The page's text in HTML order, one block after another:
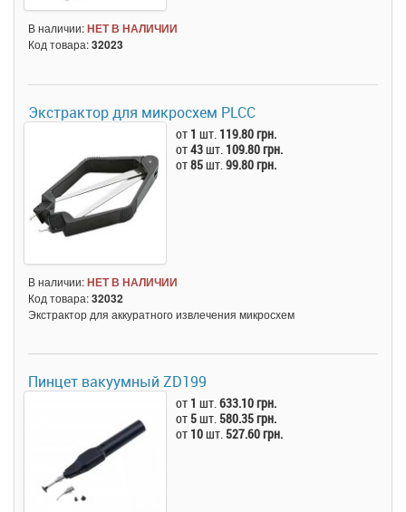
В наличии:НЕТ В НАЛИЧИИ
Код товара:32023
Экстрактор для микросхем PLCC
от 1 шт. 119.80 грн.
от43шт. 109.80 грн.
от85шт.99.80 грн.
В наличии:НЕТ В НАЛИЧИИ
Код товара:32032
Экстрактор для аккуратного извлечения микросхем
Пинцет вакуумный ZD199
от 1 шт.633.10 грн.
от 5шт. 580.35 грн.
от 10шт. 527.60 грн.